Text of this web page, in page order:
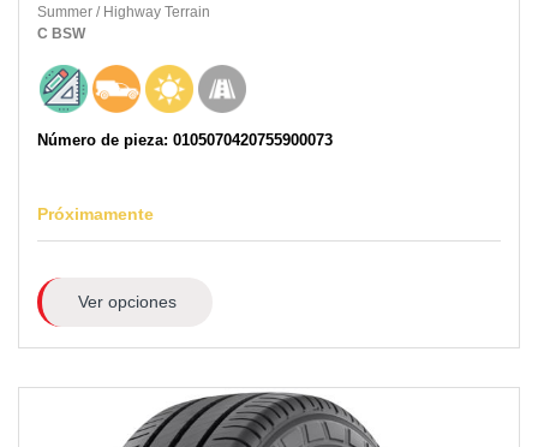
Summer / Highway Terrain
C BSW
Número de pieza: 0105070420755900073
Próximamente
Ver opciones